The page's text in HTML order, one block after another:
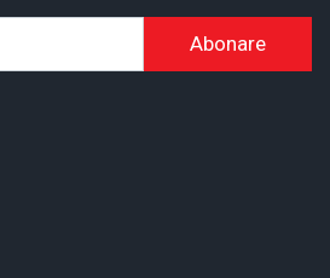
Abonare